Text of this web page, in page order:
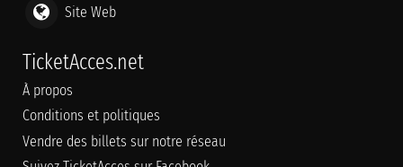
Site Web
TicketAcces.net
À propos
Conditions et politiques
Vendre des billets sur notre réseau